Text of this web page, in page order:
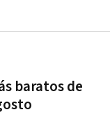
baratos de